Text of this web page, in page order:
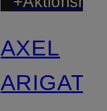
AXEL
ARIGATO